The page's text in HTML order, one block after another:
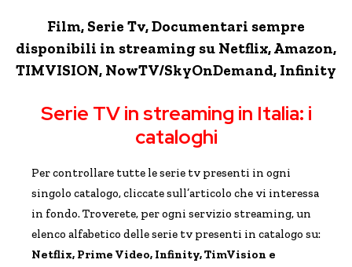
Film, Serie Tv, Documentari sempre
disponibili in streaming su Netflix,Amazon,
TIMVISION, NowTV/SkyOnDemand, Infinity
Serie TV in streaming in Italia: i
cataloghi
Per controllare tutte le serie tv presenti in ogni
singolo catalogo, cliccate sull’articolo che vi interessa
in fondo. Troverete, per ogni servizio streaming, un
elenco alfabetico delle serie tv presenti in catalogo su:
Netflix, Prime Video, Infinity, TimVision e